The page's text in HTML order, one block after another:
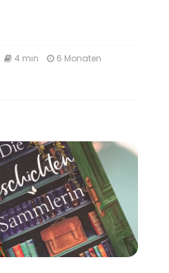
4 min
6 Monaten